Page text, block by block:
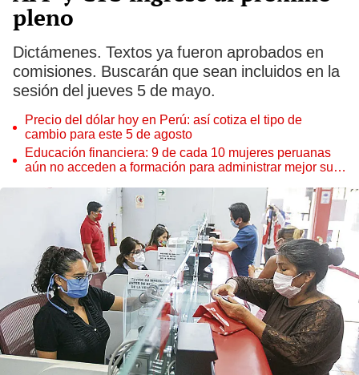
pleno
Dictámenes. Textos ya fueron aprobados en
comisiones. Buscarán que sean incluidos en la
sesión del jueves 5 de mayo.
Precio del dólar hoy en Perú: así cotiza el tipo de
cambio para este 5 de agosto
Educación financiera: 9 de cada 10 mujeres peruanas
aún no acceden a formación para administrar mejor su